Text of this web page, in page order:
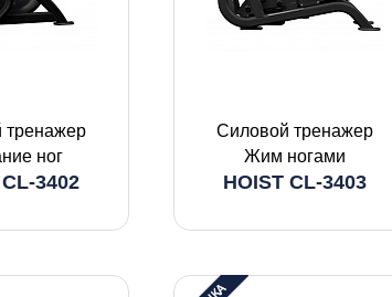
тренажер
ног
3402
Силовой тренажер
Жим ногами
HOIST CL-3403